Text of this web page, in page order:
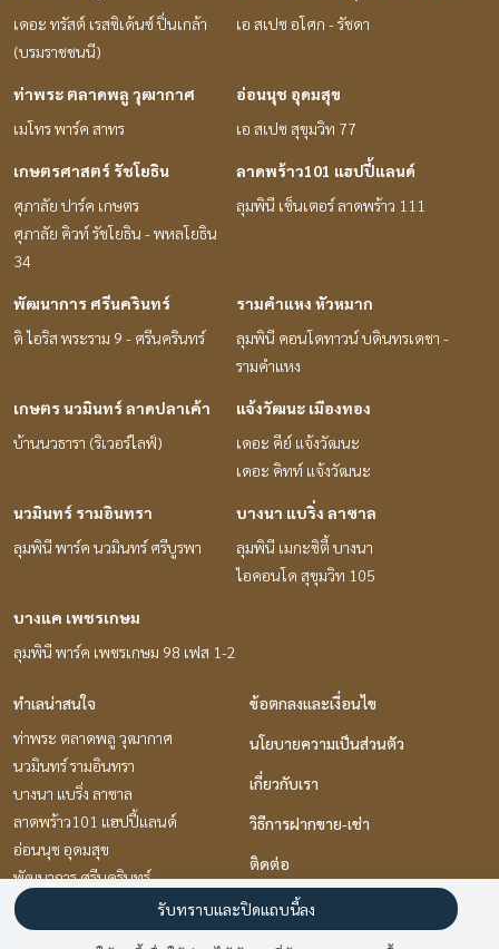
เดอะ ทรัสต์ เรสซิเด้นซ์ ปิ่นเกล้า
(บรมราชชนนี)
เอ สเปซ อโศก - รัชดา
ท่าพระ ตลาดพลู วุฒากาศ
เมโทร พาร์ค สาทร
อ่อนนุช อุดมสุข
เอ สเปซ สุขุมวิท 77
เกษตรศาสตร์ รัชโยธิน
ศุภาลัย ปาร์ค เกษตร
ศุภาลัย คิวท์ รัชโยธิน - พหลโยธิน
34
ลาดพร้าว101 แฮปปี้แลนด์
ลุมพินี เซ็นเตอร์ ลาดพร้าว 111
พัฒนาการ ศรีนครินทร์
ดิ ไอริส พระราม 9 - ศรีนครินทร์
รามคำแหง หัวหมาก
ลุมพินี คอนโดทาวน์ บดินทรเดชา -
รามคำแหง
เกษตร นวมินทร์ ลาดปลาเค้า
บ้านนวธารา (ริเวอร์ไลฟ์)
แจ้งวัฒนะ เมืองทอง
เดอะ คีย์ แจ้งวัฒนะ
เดอะ คิทท์ แจ้งวัฒนะ
นวมินทร์ รามอินทรา
ลุมพินี พาร์ค นวมินทร์ ศรีบูรพา
บางนา แบริ่ง ลาซาล
ลุมพินี เมกะซิตี้ บางนา
ไอคอนโด สุขุมวิท 105
บางแค เพชรเกษม
ลุมพินี พาร์ค เพชรเกษม 98 เฟส 1-2
ทำเลน่าสนใจ
ท่าพระ ตลาดพลู วุฒากาศ
นวมินทร์ รามอินทรา
บางนา แบริ่ง ลาซาล
ลาดพร้าว101 แฮปปี้แลนด์
อ่อนนุช อุดมสุข
พัฒนาการ ศรีนครินทร์
เกษตร นวมินทร์ ลาดปลาเค้า
บางแค เพชรเกษม
ข้อตกลงและเงื่อนไข
นโยบายความเป็นส่วนตัว
เกี่ยวกับเรา
วิธีการฝากขาย-เช่า
ติดต่อ
รับทราบและปิดแถบนี้ลง